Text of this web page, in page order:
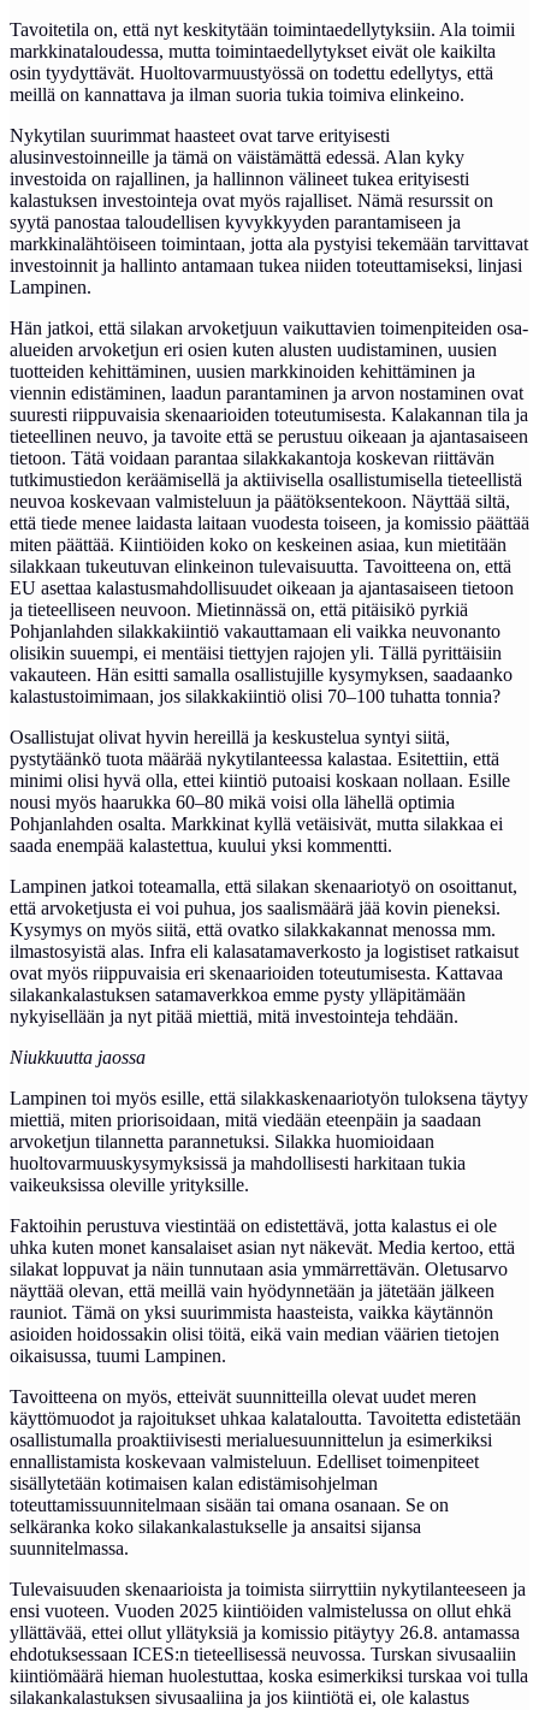
Tavoitetila on, että nyt keskitytään toimintaedellytyksiin. Ala toimii
markkinataloudessa, mutta toimintaedellytykset eivät ole kaikilta
osin tyydyttävät. Huoltovarmuustyössä on todettu edellytys, että
meillä on kannattava ja ilman suoria tukia toimiva elinkeino.
Nykytilan suurimmat haasteet ovat tarve erityisesti
alusinvestoinneille ja tämä on väistämättä edessä. Alan kyky
investoida on rajallinen, ja hallinnon välineet tukea erityisesti
kalastuksen investointeja ovat myös rajalliset. Nämä resurssit on
syytä panostaa taloudellisen kyvykkyyden parantamiseen ja
markkinalähtöiseen toimintaan, jotta ala pystyisi tekemään tarvittavat
investoinnit ja hallinto antamaan tukea niiden toteuttamiseksi, linjasi
Lampinen.
Hän jatkoi, että silakan arvoketjuun vaikuttavien toimenpiteiden osa-
alueiden arvoketjun eri osien kuten alusten uudistaminen, uusien
tuotteiden kehittäminen, uusien markkinoiden kehittäminen ja
viennin edistäminen, laadun parantaminen ja arvon nostaminen ovat
suuresti riippuvaisia skenaarioiden toteutumisesta. Kalakannan tila ja
tieteellinen neuvo, ja tavoite että se perustuu oikeaan ja ajantasaiseen
tietoon. Tätä voidaan parantaa silakkakantoja koskevan riittävän
tutkimustiedon keräämisellä ja aktiivisella osallistumisella tieteellistä
neuvoa koskevaan valmisteluun ja päätöksentekoon. Näyttää siltä,
että tiede menee laidasta laitaan vuodesta toiseen, ja komissio päättää
miten päättää. Kiintiöiden koko on keskeinen asiaa, kun mietitään
silakkaan tukeutuvan elinkeinon tulevaisuutta. Tavoitteena on, että
EU asettaa kalastusmahdollisuudet oikeaan ja ajantasaiseen tietoon
ja tieteelliseen neuvoon. Mietinnässä on, että pitäisikö pyrkiä
Pohjanlahden silakkakiintiö vakauttamaan eli vaikka neuvonanto
olisikin suuempi, ei mentäisi tiettyjen rajojen yli. Tällä pyrittäisiin
vakauteen. Hän esitti samalla osallistujille kysymyksen, saadaanko
kalastustoimimaan, jos silakkakiintiö olisi 70–100 tuhatta tonnia?
Osallistujat olivat hyvin hereillä ja keskustelua syntyi siitä,
pystytäänkö tuota määrää nykytilanteessa kalastaa. Esitettiin, että
minimi olisi hyvä olla, ettei kiintiö putoaisi koskaan nollaan. Esille
nousi myös haarukka 60–80 mikä voisi olla lähellä optimia
Pohjanlahden osalta. Markkinat kyllä vetäisivät, mutta silakkaa ei
saada enempää kalastettua, kuului yksi kommentti.
Lampinen jatkoi toteamalla, että silakan skenaariotyö on osoittanut,
että arvoketjusta ei voi puhua, jos saalismäärä jää kovin pieneksi.
Kysymys on myös siitä, että ovatko silakkakannat menossa mm.
ilmastosyistä alas. Infra eli kalasatamaverkosto ja logistiset ratkaisut
ovat myös riippuvaisia eri skenaarioiden toteutumisesta. Kattavaa
silakankalastuksen satamaverkkoa emme pysty ylläpitämään
nykyisellään ja nyt pitää miettiä, mitä investointeja tehdään.
Niukkuutta jaossa
Lampinen toi myös esille, että silakkaskenaariotyön tuloksena täytyy
miettiä, miten priorisoidaan, mitä viedään eteenpäin ja saadaan
arvoketjun tilannetta parannetuksi. Silakka huomioidaan
huoltovarmuuskysymyksissä ja mahdollisesti harkitaan tukia
vaikeuksissa oleville yrityksille.
Faktoihin perustuva viestintää on edistettävä, jotta kalastus ei ole
uhka kuten monet kansalaiset asian nyt näkevät. Media kertoo, että
silakat loppuvat ja näin tunnutaan asia ymmärrettävän. Oletusarvo
näyttää olevan, että meillä vain hyödynnetään ja jätetään jälkeen
rauniot. Tämä on yksi suurimmista haasteista, vaikka käytännön
asioiden hoidossakin olisi töitä, eikä vain median väärien tietojen
oikaisussa, tuumi Lampinen.
Tavoitteena on myös, etteivät suunnitteilla olevat uudet meren
käyttömuodot ja rajoitukset uhkaa kalataloutta. Tavoitetta edistetään
osallistumalla proaktiivisesti merialuesuunnittelun ja esimerkiksi
ennallistamista koskevaan valmisteluun. Edelliset toimenpiteet
sisällytetään kotimaisen kalan edistämisohjelman
toteuttamissuunnitelmaan sisään tai omana osanaan. Se on
selkäranka koko silakankalastukselle ja ansaitsi sijansa
suunnitelmassa.
Tulevaisuuden skenaarioista ja toimista siirryttiin nykytilanteeseen ja
ensi vuoteen. Vuoden 2025 kiintiöiden valmistelussa on ollut ehkä
yllättävää, ettei ollut yllätyksiä ja komissio pitäytyy 26.8. antamassa
ehdotuksessaan ICES:n tieteellisessä neuvossa. Turskan sivusaaliin
kiintiömäärä hieman huolestuttaa, koska esimerkiksi turskaa voi tulla
silakankalastuksen sivusaaliina ja jos kiintiötä ei, ole kalastus